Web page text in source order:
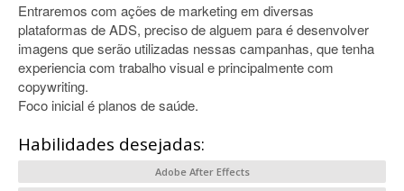
Entraremos com ações de marketing em diversas
plataformas de ADS, preciso de alguem para é desenvolver
imagens que serão utilizadas nessas campanhas, que tenha
experiencia com trabalho visual e principalmente com
copywriting.
Foco inicial é planos de saúde.
Habilidades desejadas:
Adobe After Effects